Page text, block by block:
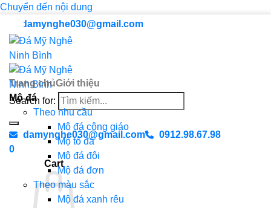
Chuyển đến nội dung
damynghe030@gmail.com
Search for:
damynghe030@gmail.com
0912.98.67.98
0
Cart
Trang chủGiới thiệu
Mộ đá
Theo nhu cầu
Mộ đá công giáo
Mộ tổ đá
Mộ đá đôi
Mộ đá đơn
Theo màu sắc
Mộ đá xanh rêu